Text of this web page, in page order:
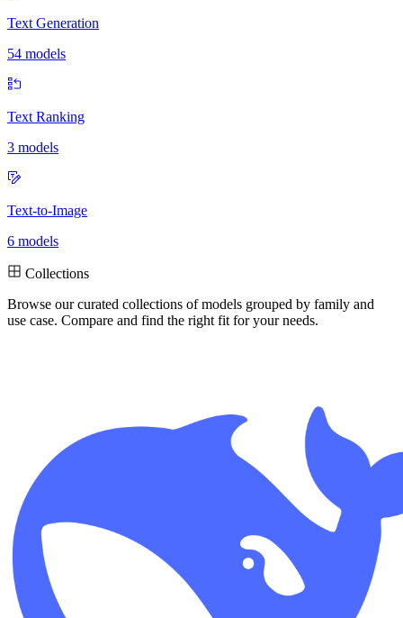
Text Generation
54 models
Text Ranking
3 models
Text-to-Image
6 models
Collections
Browse our curated collections of models grouped by family and
use case. Compare and find the right fit for your needs.